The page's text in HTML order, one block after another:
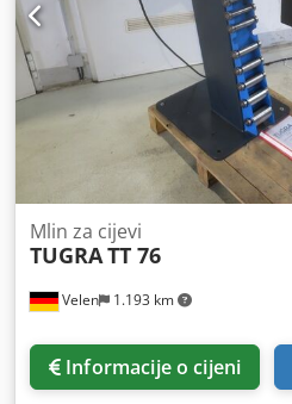
Velen 1.193 km
Mlin za cijevi
TUGRATT 76
Informacije o cijeni